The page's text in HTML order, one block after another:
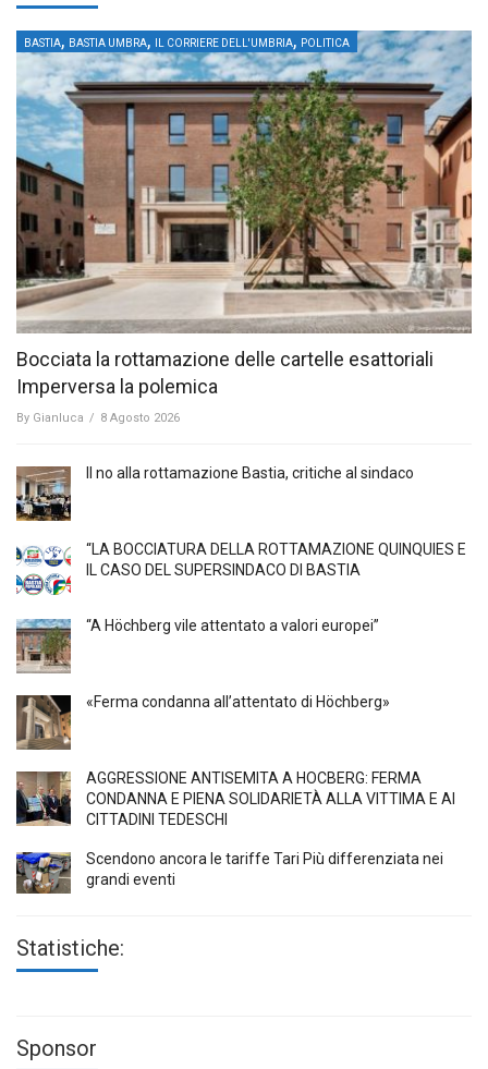
BASTIA, BASTIA UMBRA, IL CORRIERE DELL'UMBRIA, POLITICA
Bocciata la rottamazione delle cartelle esattoriali
Imperversa la polemica
By Gianluca / 8 Agosto 2026
Il no alla rottamazione Bastia, critiche al sindaco
“LA BOCCIATURA DELLA ROTTAMAZIONE QUINQUIES E
IL CASO DEL SUPERSINDACO DI BASTIA
“A Höchberg vile attentato a valori europei”
«Ferma condanna all’attentato di Höchberg»
AGGRESSIONE ANTISEMITA A HÖCBERG: FERMA
CONDANNA E PIENA SOLIDARIETÀ ALLA VITTIMA E AI
CITTADINI TEDESCHI
Scendono ancora le tariffe Tari Più differenziata nei
grandi eventi
Statistiche:
Sponsor